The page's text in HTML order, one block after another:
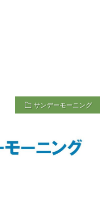
サンデーモーニング